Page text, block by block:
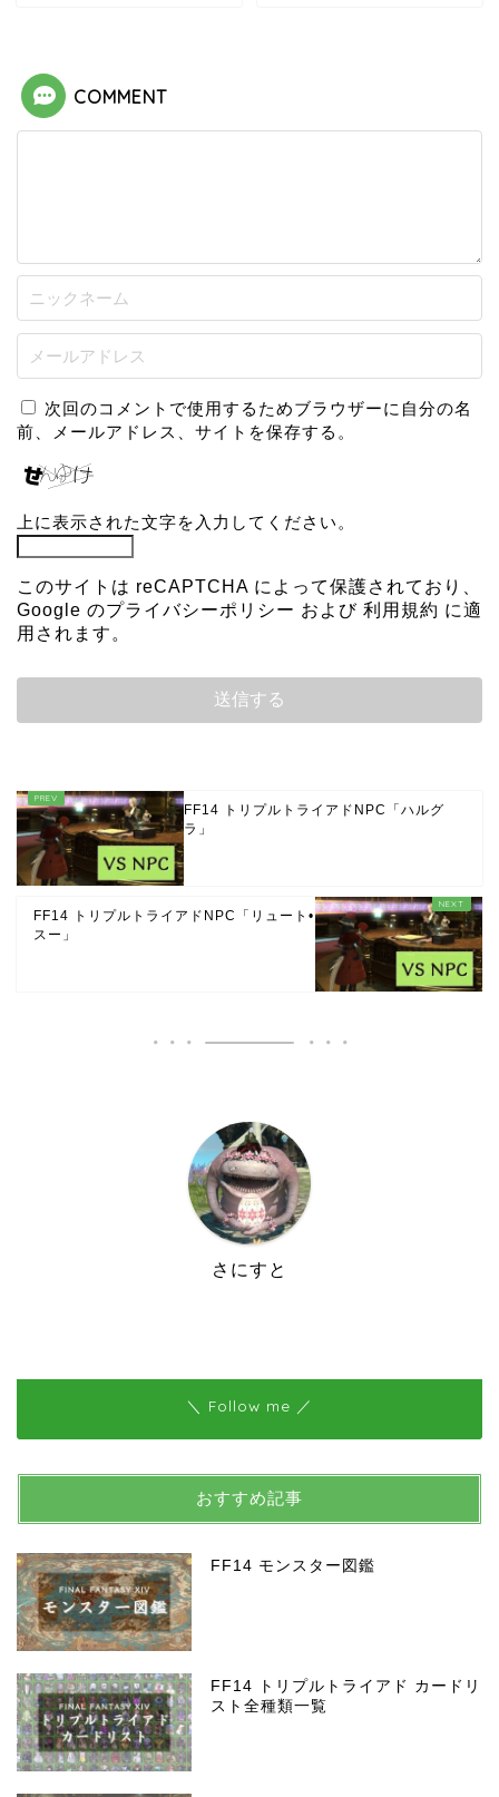
COMMENT
次回のコメントで使用するためブラウザーに自分の名
前、メールアドレス、サイトを保存する。
上に表示された文字を入力してください。
このサイトは reCAPTCHA によって保護されており、
Google のプライバシーポリシー および 利用規約 に適
用されます。
FF14 トリプルトライアドNPC「ハルグ
ラ」
FF14 トリプルトライアドNPC「リュート•
スー」
さにすと
＼ Follow me ／
おすすめ記事
FF14 モンスター図鑑
FF14 トリプルトライアド カードリ
スト全種類一覧